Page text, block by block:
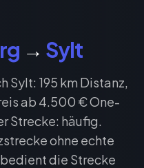
→ Sylt
Sylt: 195 km Distanz,
ab 4.500 € One-
Strecke: häufig.
ohne echte
die Strecke